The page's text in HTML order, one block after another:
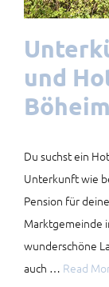
und
Du suchst ein
Unterkunft wie
Pension für
Marktgemeinde
wunderschöne
auch … Read